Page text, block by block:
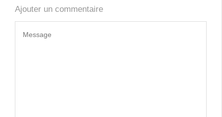
Ajouter un commentaire